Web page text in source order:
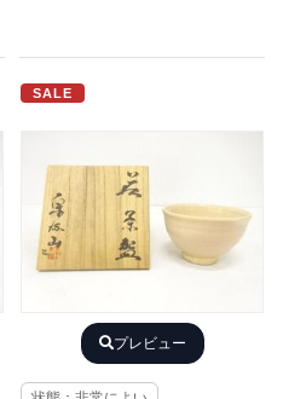
SALE
プレビュー